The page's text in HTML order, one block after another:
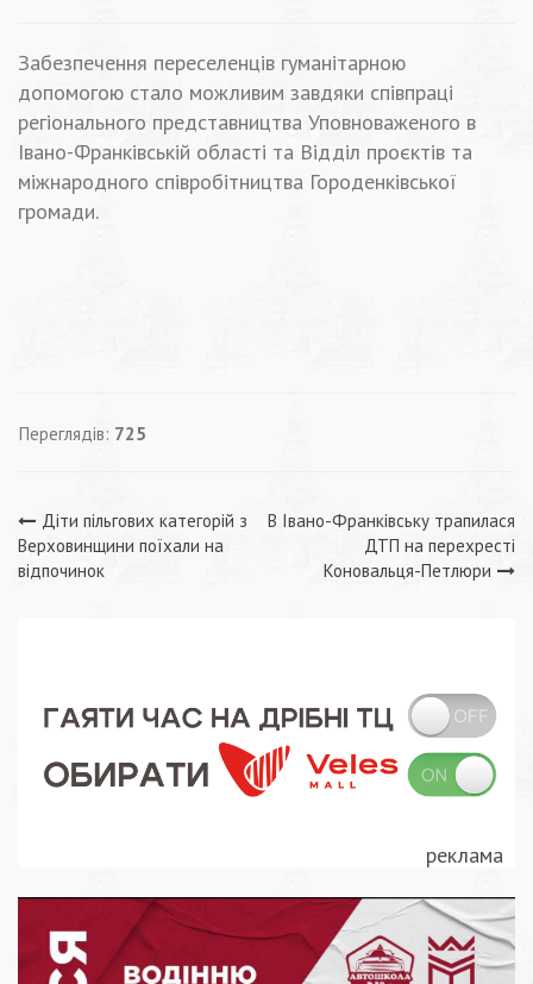
Забезпечення переселенців гуманітарною
допомогою стало можливим завдяки співпраці
регіонального представництва Уповноваженого в
Івано-Франківській області та Відділ проєктів та
міжнародного співробітництва Городенківської
громади.
Переглядів: 725
Навігація
записів
Діти пільгових категорій з
Верховинщини поїхали на
відпочинок
В Івано-Франківську трапилася
ДТП на перехресті
Коновальця-Петлюри